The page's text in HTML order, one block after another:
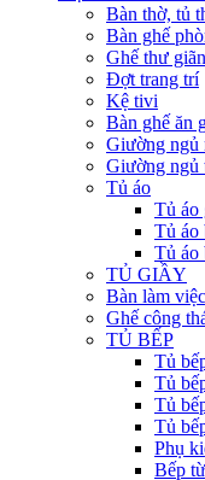
Bàn thờ, tủ
Bàn ghế
Ghế thư giãn
Đợt trang trí
Kệ tivi
Bàn ghế ăn
Giường ngủ
Giường ngủ
Tủ áo
Tủ áo
Tủ áo
Tủ áo
TỦ GIẦY
Bàn làm
Ghế công
TỦ BẾP
Tủ
Tủ
Tủ
Tủ
Phụ
Bếp